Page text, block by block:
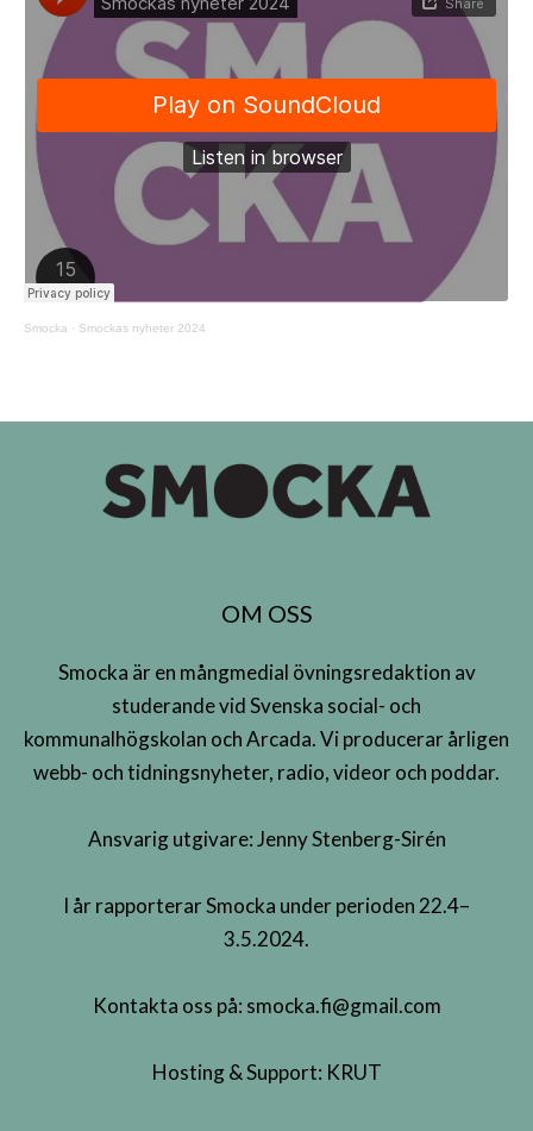
Smocka · Smockas nyheter 2024
OM OSS
Smocka är en mångmedial övningsredaktion av
studerande vid Svenska social- och
kommunalhögskolan och Arcada. Vi producerar årligen
webb- och tidningsnyheter, radio, videor och poddar.
Ansvarig utgivare: Jenny Stenberg-Sirén
I år rapporterar Smocka under perioden 22.4–
3.5.2024.
Kontakta oss på: smocka.fi@gmail.com
Hosting & Support: KRUT